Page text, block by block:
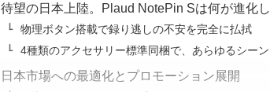
待望の日本上陸。Plaud NotePin Sは何が進化
物理ボタン搭載で録り逃しの不安を完全に払拭
4種類のアクセサリー標準同梱で、あらゆるシー
日本市場への最適化とプロモーション展開